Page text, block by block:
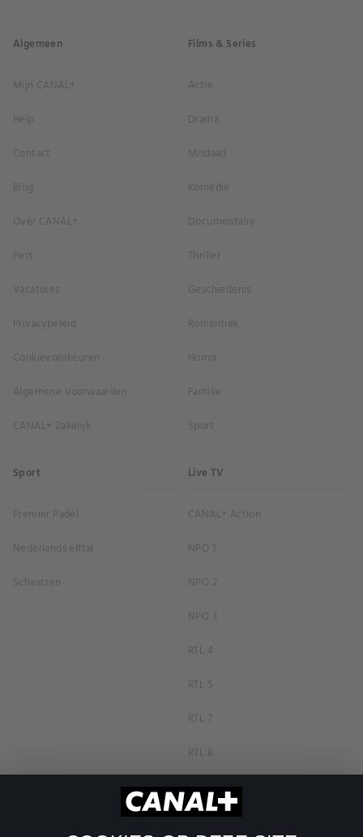
Algemeen
Mijn CANAL+
Help
Contact
Blog
Over CANAL+
Pers
Vacatures
Privacybeleid
Cookievoorkeuren
Algemene Voorwaarden
CANAL+ Zakelijk
Films & Series
Actie
Drama
Misdaad
Komedie
Documentaire
Thriller
Geschiedenis
Romantiek
Horror
Familie
Sport
Sport
Premier Padel
Nederlands elftal
Schaatsen
Live TV
CANAL+ Action
NPO 1
NPO 2
NPO 3
RTL 4
RTL 5
RTL 7
RTL 8
RTL Z
SBS6